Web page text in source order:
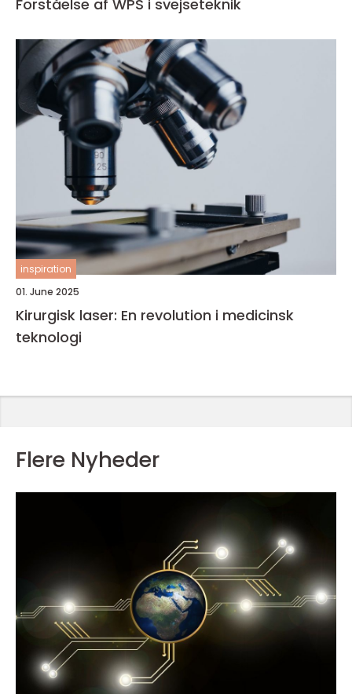
Forståelse af WPS i svejseteknik
inspiration
01. June 2025
Kirurgisk laser: En revolution i medicinsk
teknologi
Flere Nyheder